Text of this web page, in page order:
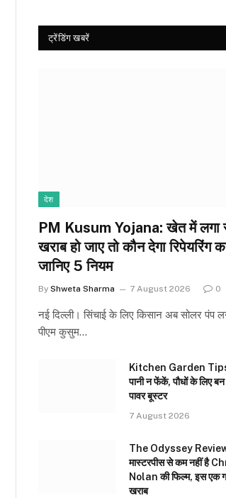
ट्रेंडिंग खबरें
देश
PM Kusum Yojana: खेत में लगा
खराब हो जाए तो कौन देगा रिपेयरिंग
जानिए 5 नियम
By Shweta Sharma 7 August 2026 0
नई दिल्ली। सिंचाई के लिए किसान अब सोलर पंप
पीएम कुसुम…
Kitchen Garden
पानी न फेंकें, पौधों के लिए
पावर बूस्टर
7 August 2026
The Odyssey
मास्टरपीस से कम नहीं है
Nolan की फिल्म, इस एक
खराब